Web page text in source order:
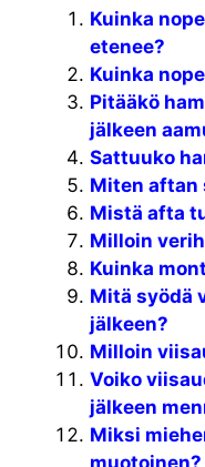
Kuinka
etenee?
Kuinka
Pitääkö
jälkeen
Sattuuko
Miten aftan
Mistä afta
Milloin
Kuinka
Mitä syödä
jälkeen?
Milloin
Voiko
jälkeen
Miksi